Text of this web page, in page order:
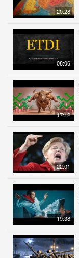
20:28
08:06
17:12
22:01
19:38